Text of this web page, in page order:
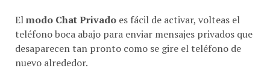
El modo Chat Privado es fácil de activar, volteas el
teléfono boca abajo para enviar mensajes privados que
desaparecen tan pronto como se gire el teléfono de
nuevo alrededor.